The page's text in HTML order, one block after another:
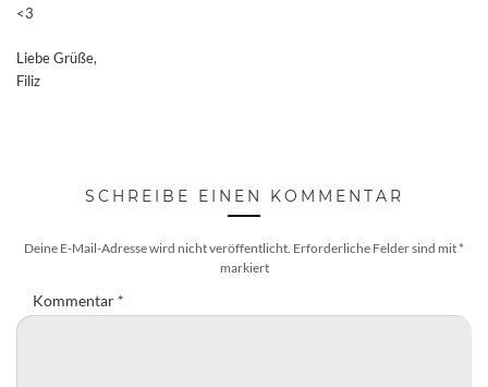
<3
Liebe Grüße,
Filiz
SCHREIBE EINEN KOMMENTAR
Deine E-Mail-Adresse wird nicht veröffentlicht. Erforderliche Felder sind mit *
markiert
Kommentar *